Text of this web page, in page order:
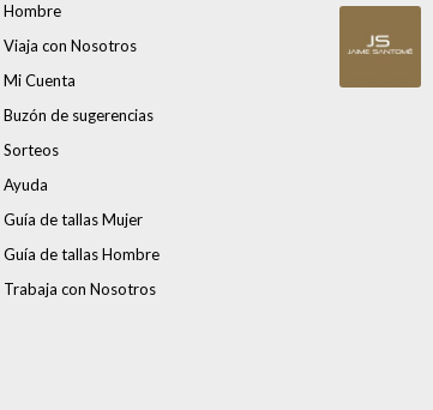
Hombre
Viaja con Nosotros
Mi Cuenta
Buzón de sugerencias
Sorteos
Ayuda
Guía de tallas Mujer
Guía de tallas Hombre
Trabaja con Nosotros